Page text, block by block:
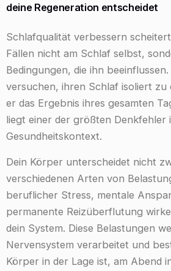
deine Regeneration entscheidet
Schlafqualität verbessern
Fällen nicht am Schlaf selbst,
Bedingungen, die ihn
versuchen, ihren Schlaf isoliert
er das Ergebnis ihres gesamten
liegt einer der größten Denkfehler
Gesundheitskontext.
Dein Körper unterscheidet nicht
verschiedenen Arten von
beruflicher Stress, mentale
permanente Reizüberflutung
dein System. Diese Belastungen
Nervensystem verarbeitet und
Körper in der Lage ist, am Abend